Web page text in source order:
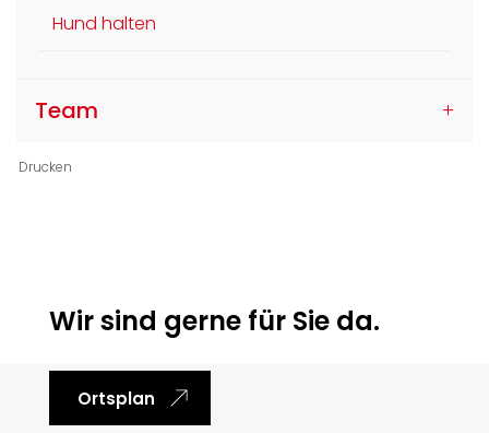
Hund halten
Team
Drucken
Wir sind gerne für Sie da.
Ortsplan